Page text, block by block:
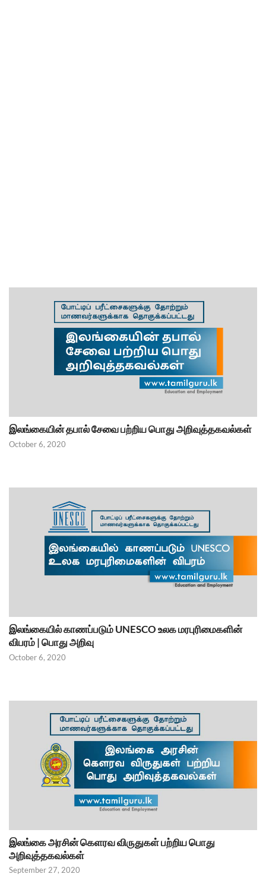
இலங்கையின் தபால் சேவை பற்றிய பொது அறிவுத்தகவல்கள்
October 6, 2020
இலங்கையில் காணப்படும் UNESCO உலக மரபுரிமைகளின்
விபரம் | பொது அறிவு
October 6, 2020
இலங்கை அரசின் கெளரவ விருதுகள் பற்றிய பொது
அறிவுத்தகவல்கள்
September 27, 2020